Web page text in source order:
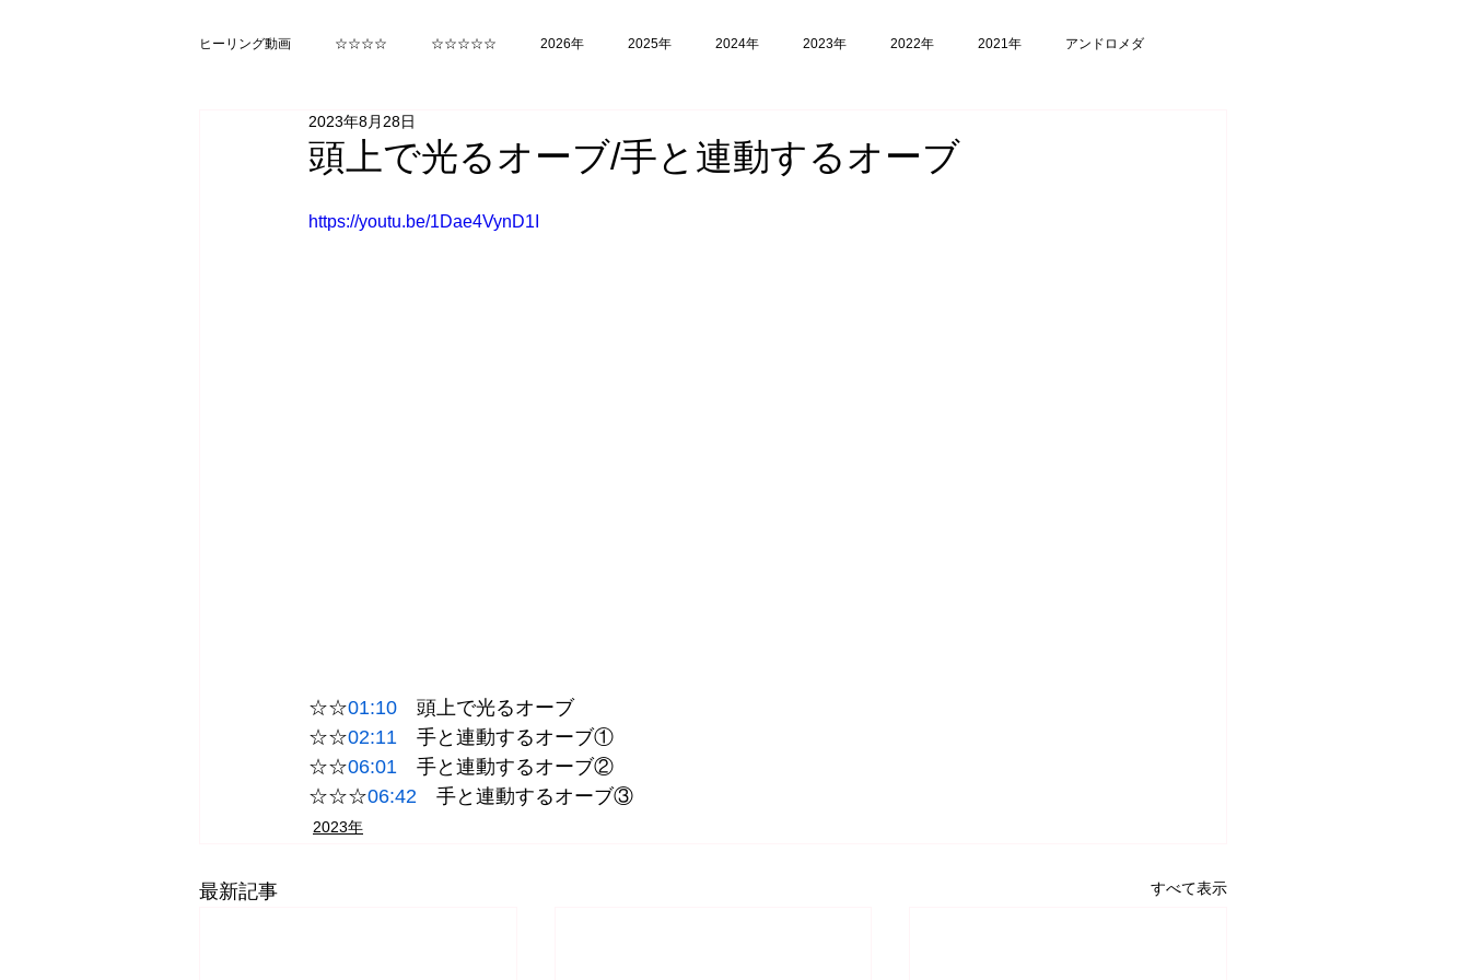
ヒーリング動画 ☆☆☆☆ ☆☆☆☆☆ 2026年 2025年 2024年 2023年 2022年 2021年 アンドロメダ
ヒカルランド みらくる
頭上で光るオーブ/手と連動するオーブ
2023年8月28日
https://youtu.be/1Dae4VynD1I
☆☆01:10 頭上で光るオーブ
☆☆02:11 手と連動するオーブ①
☆☆06:01 手と連動するオーブ②
☆☆☆06:42 手と連動するオーブ③
2023年
最新記事 すべて表示